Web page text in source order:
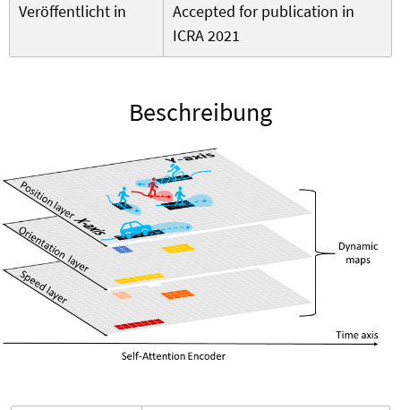
Veröffentlicht in
Accepted for publication in
ICRA 2021
Beschreibung